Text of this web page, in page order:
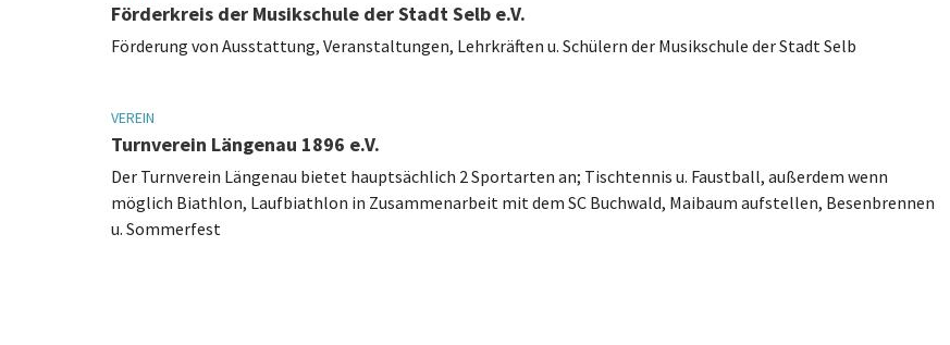
Förderkreis der Musikschule der Stadt Selb e.V.
Förderung von Ausstattung, Veranstaltungen, Lehrkräften u. Schülern der Musikschule der Stadt Selb
VEREIN
Turnverein Längenau 1896 e.V.
Der Turnverein Längenau bietet hauptsächlich 2 Sportarten an; Tischtennis u. Faustball, außerdem wenn
möglich Biathlon, Laufbiathlon in Zusammenarbeit mit dem SC Buchwald, Maibaum aufstellen, Besenbrennen
u. Sommerfest